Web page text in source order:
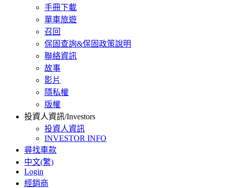
手冊下載
單車旅遊
召回
保固查詢&保固政策說明
聯絡資訊
故事
影片
隱私權
版權
投資人資訊/Investors
投資人資訊
INVESTOR INFO
尋找車款
中文(繁)
Login
經銷商